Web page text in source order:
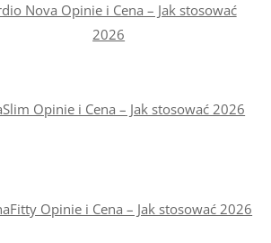
Nova Opinie i Cena – Jak stosować
2026
Opinie i Cena – Jak stosować 2026
Opinie i Cena – Jak stosować 2026